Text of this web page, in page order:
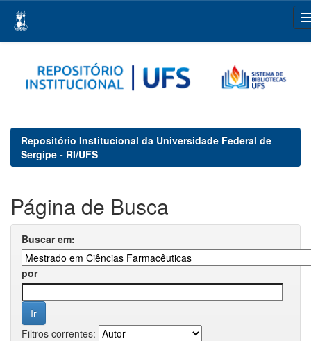
navigation
Repositório Institucional da Universidade Federal de
Sergipe - RI/UFS
Página de Busca
Buscar em:
por
Filtros correntes: